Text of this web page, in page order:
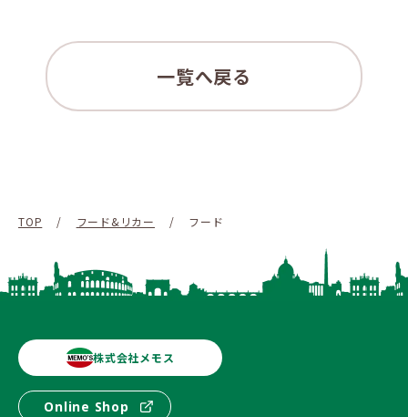
一覧へ戻る
TOP / フード&リカー / フード
株式会社メモス
Online Shop